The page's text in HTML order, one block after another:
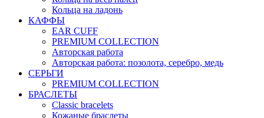
Кольца на ладонь
КАФФЫ
EAR CUFF
PREMIUM COLLECTION
Авторская работа
Авторская работа: позолота, серебро, медь
СЕРЬГИ
PREMIUM COLLECTION
БРАСЛЕТЫ
Classic bracelets
Кожаные браслеты